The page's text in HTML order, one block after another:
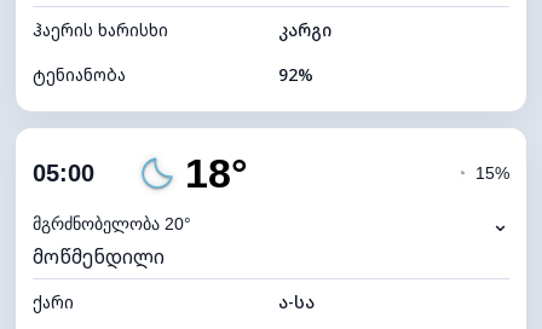
ჰაერის ხარისხი
კარგი
ტენიანობა
92%
ღრუბლიანობა
ნამის წერტილი
ხილვადობა
განათების ინდექსი 0 (ბნელი)
05:00 18°
მგრძნობელობა 20°
◔ 15%
⌄
მოწმენდილი
ქარი
ა-სა